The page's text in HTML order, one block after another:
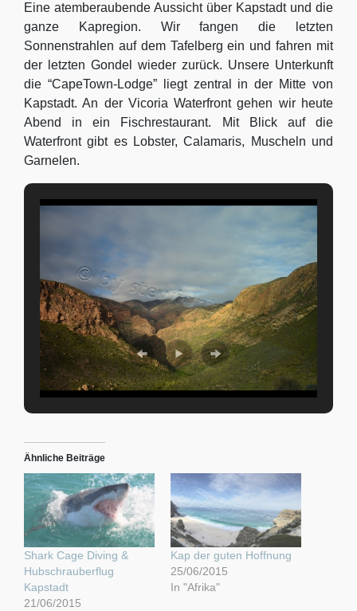
Eine atemberaubende Aussicht über Kapstadt und die
ganze Kapregion. Wir fangen die letzten
Sonnenstrahlen auf dem Tafelberg ein und fahren mit
der letzten Gondel wieder zurück. Unsere Unterkunft
die “CapeTown-Lodge” liegt zentral in der Mitte von
Kapstadt. An der Vicoria Waterfront gehen wir heute
Abend in ein Fischrestaurant. Mit Blick auf die
Waterfront gibt es Lobster, Calamaris, Muscheln und
Garnelen.
Ähnliche Beiträge
Shark Cage Diving &
Hubschrauberflug
Kapstadt
21/06/2015
Kap der guten Hoffnung
25/06/2015
In "Afrika"